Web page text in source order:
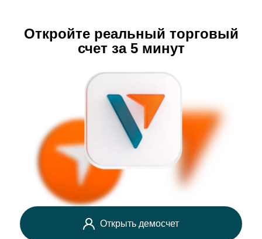
Откройте реальный торговый
счет за 5 минут
Открыть демосчет